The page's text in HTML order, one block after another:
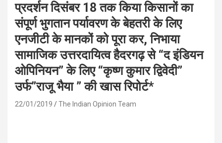
प्रदर्शन दिसंबर 18 तक किया किसानों का
संपूर्ण भुगतान पर्यावरण के बेहतरी के लिए
एनजीटी के मानकों को पूरा कर, निभाया
सामाजिक उत्तरदायित्व हैदरगढ़ से “द इंडियन
ओपिनियन” के लिए “कृष्ण कुमार द्विवेदी”
उर्फ”राजू भैया ” की खास रिपोर्ट*
22/01/2019 The Indian Opinion Team